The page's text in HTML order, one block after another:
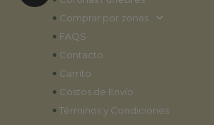
• Comprar por zonas
• FAQS
• Contacto
• Carrito
• Costos de Envío
• Términos y Condiciones